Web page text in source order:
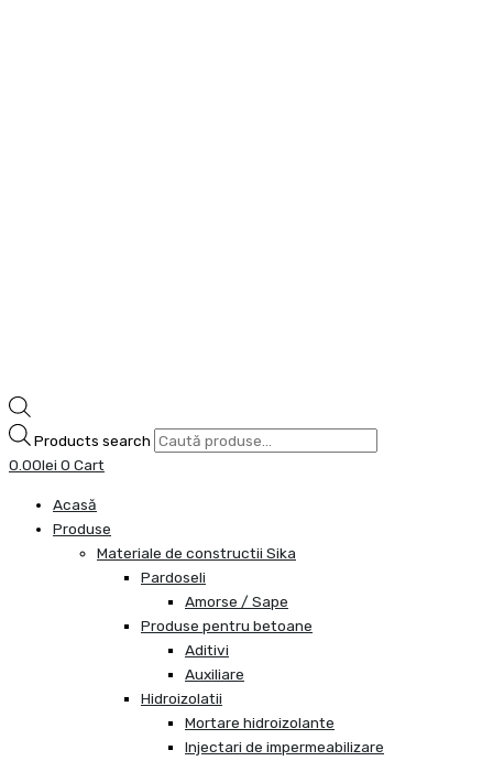
Products search
0.00lei 0 Cart
Acasă
Produse
Materiale de constructii Sika
Pardoseli
Amorse / Sape
Produse pentru betoane
Aditivi
Auxiliare
Hidroizolatii
Mortare hidroizolante
Injectari de impermeabilizare